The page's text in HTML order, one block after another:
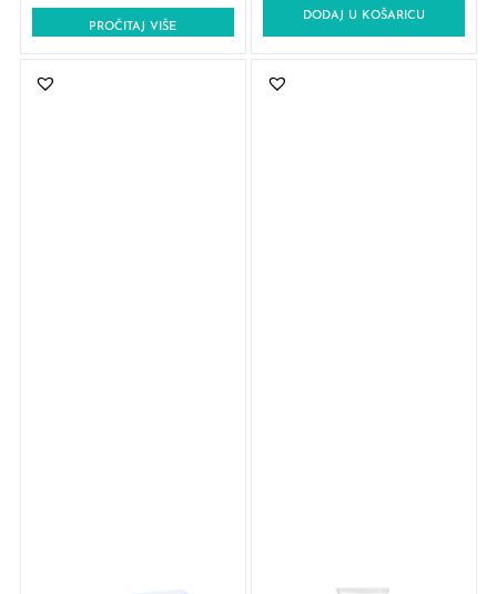
PROČITAJ VIŠE
DODAJ U KOŠARICU